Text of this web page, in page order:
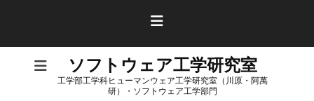
ソフトウェア工学研究室
工学部工学科ヒューマンウェア工学研究室（川原・阿萬
研）・ソフトウェア工学部門